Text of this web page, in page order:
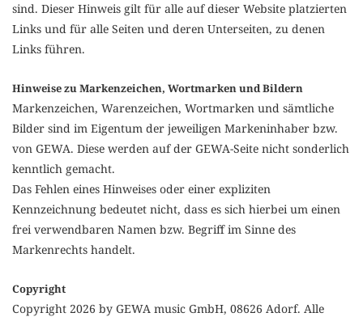
sind. Dieser Hinweis gilt für alle auf dieser Website platzierten
Links und für alle Seiten und deren Unterseiten, zu denen
Links führen.
Hinweise zu Markenzeichen, Wortmarken und Bildern
Markenzeichen, Warenzeichen, Wortmarken und sämtliche
Bilder sind im Eigentum der jeweiligen Markeninhaber bzw.
von GEWA. Diese werden auf der GEWA-Seite nicht sonderlich
kenntlich gemacht.
Das Fehlen eines Hinweises oder einer expliziten
Kennzeichnung bedeutet nicht, dass es sich hierbei um einen
frei verwendbaren Namen bzw. Begriff im Sinne des
Markenrechts handelt.
Copyright
Copyright 2026 by GEWA music GmbH, 08626 Adorf. Alle